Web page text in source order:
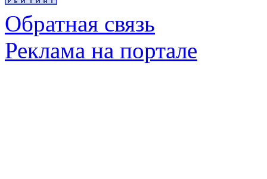
Обратная связь
Реклама на портале